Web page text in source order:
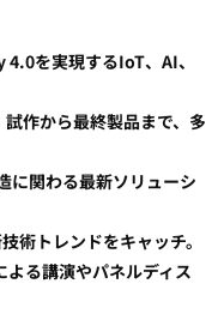
を実現するIoT、AI、
作から最終製品まで、多
に関わる最新ソリューシ
術トレンドをキャッチ。
る講演やパネルディス